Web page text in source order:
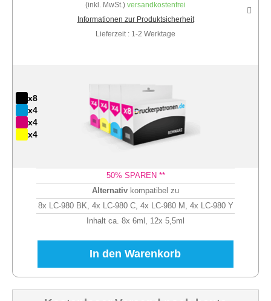
(inkl. MwSt.) versandkostenfrei
Informationen zur Produktsicherheit
Lieferzeit : 1-2 Werktage
x8
x4
x4
x4
50% SPAREN **
Alternativ kompatibel zu
8x LC-980 BK, 4x LC-980 C, 4x LC-980 M, 4x LC-980 Y
Inhalt ca. 8x 6ml, 12x 5,5ml
In den Warenkorb